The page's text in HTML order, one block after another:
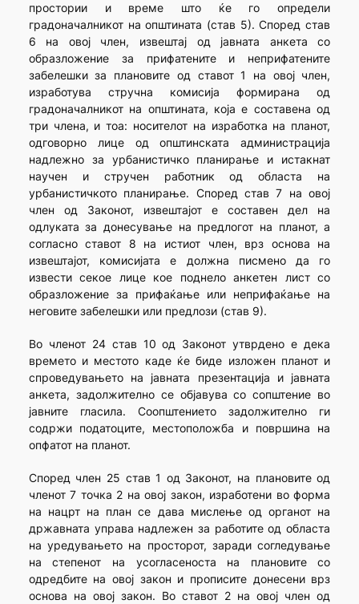
простории и време што ќе го определи
градоначалникот на општината (став 5). Според став
6 на овој член, извештај од јавната анкета со
образложение за прифатените и неприфатените
забелешки за плановите од ставот 1 на овој член,
изработува стручна комисија формирана од
градоначалникот на општината, која е составена од
три члена, и тоа: носителот на изработка на планот,
одговорно лице од општинската администрација
надлежно за урбанистичко планирање и истакнат
научен и стручен работник од областа на
урбанистичкото планирање. Според став 7 на овој
член од Законот, извештајот е составен дел на
одлуката за донесување на предлогот на планот, а
согласно ставот 8 на истиот член, врз основа на
извештајот, комисијата е должна писмено да го
извести секое лице кое поднело анкетен лист со
образложение за прифаќање или неприфаќање на
неговите забелешки или предлози (став 9).
Во членот 24 став 10 од Законот утврдено е дека
времето и местото каде ќе биде изложен планот и
спроведувањето на јавната презентација и јавната
анкета, задолжително се објавува со сопштение во
јавните гласила. Соопштението задолжително ги
содржи податоците, местоположба и површина на
опфатот на планот.
Според член 25 став 1 од Законот, на плановите од
членот 7 точка 2 на овој закон, изработени во форма
на нацрт на план се дава мислење од органот на
државната управа надлежен за работите од областа
на уредувањето на просторот, заради согледување
на степенот на усогласеноста на плановите со
одредбите на овој закон и прописите донесени врз
основа на овој закон. Во ставот 2 на овој член од